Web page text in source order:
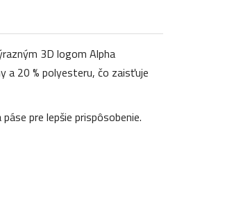
3D logom Alpha
a 20 % polyesteru, čo zaisťuje
pre lepšie prispôsobenie.